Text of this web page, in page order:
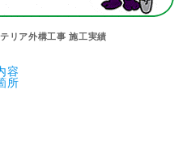
リア外構工事 施工実績
容
所